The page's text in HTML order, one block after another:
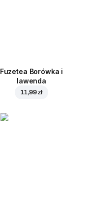
Fuzetea Borówka i
lawenda
11,99 zł